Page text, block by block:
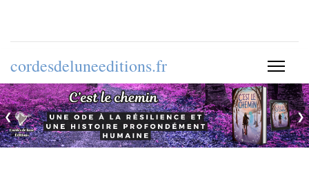
cordesdeluneeditions.fr
❮ ❯